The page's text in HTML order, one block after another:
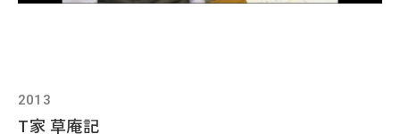
2013
T家 草庵記